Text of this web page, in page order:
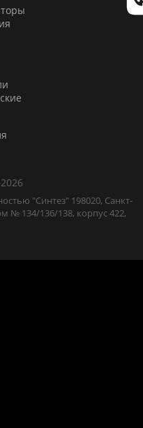
"Синтез" 198020, Санкт-
№ 134/136/138, корпус 422,